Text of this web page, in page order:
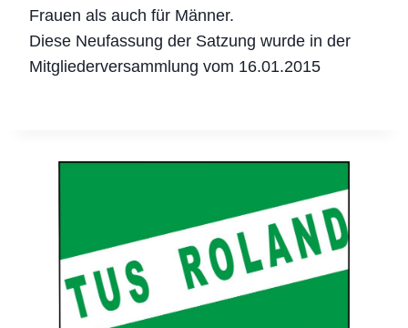
Frauen als auch für Männer.
Diese Neufassung der Satzung wurde in der
Mitgliederversammlung vom 16.01.2015